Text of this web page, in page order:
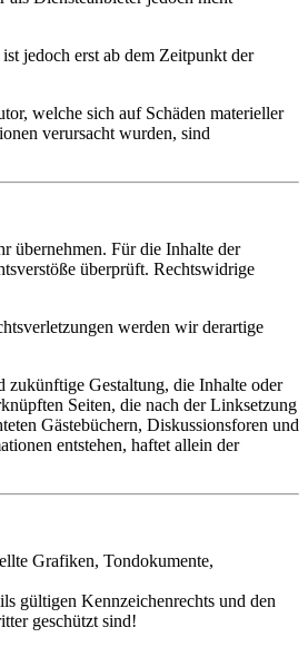
jedoch erst ab dem Zeitpunkt der
welche sich auf Schäden materieller
verursacht wurden, sind
übernehmen. Für die Inhalte der
überprüft. Rechtswidrige
werden wir derartige
Gestaltung, die Inhalte oder
Seiten, die nach der Linksetzung
Gästebüchern, Diskussionsforen und
entstehen, haftet allein der
Grafiken, Tondokumente,
gültigen Kennzeichenrechts und den
geschützt sind!